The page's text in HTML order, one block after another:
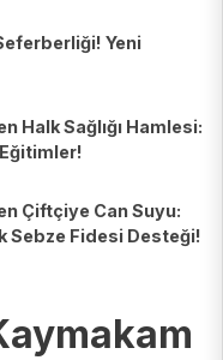
Yeni
Halk Sağlığı Hamlesi:
Çiftçiye Can Suyu:
Sebze Fidesi Desteği!